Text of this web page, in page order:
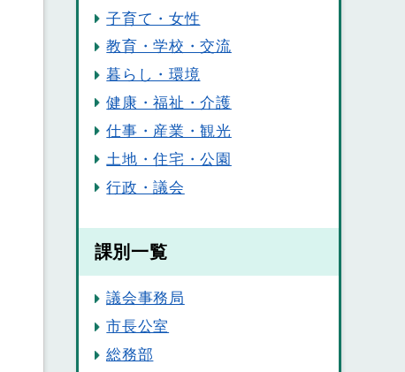
子育て・女性
教育・学校・交流
暮らし・環境
健康・福祉・介護
仕事・産業・観光
土地・住宅・公園
行政・議会
課別一覧
議会事務局
市長公室
総務部